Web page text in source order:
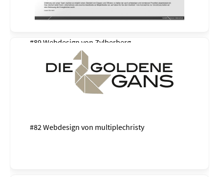
#89 Webdesign von Zylberberg
#82 Webdesign von multiplechristy